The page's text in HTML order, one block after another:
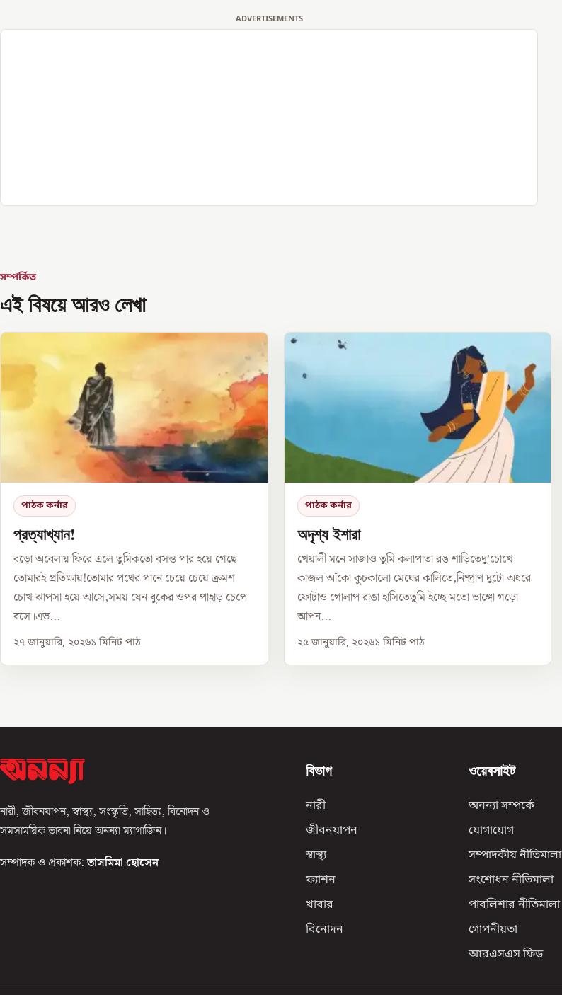
ADVERTISEMENTS
সম্পর্কিত
এই বিষয়ে আরও লেখা
পাঠক কর্নার
প্রত্যাখ্যান!
বড়ো অবেলায় ফিরে এলে তুমিকতো বসন্ত পার হয়ে গেছে
তোমারই প্রতিক্ষায়!তোমার পথের পানে চেয়ে চেয়ে ক্রমশ
চোখ ঝাপসা হয়ে আসে,সময় যেন বুকের ওপর পাহাড় চেপে
বসে।এভ...
২৭ জানুয়ারি, ২০২৬১ মিনিট পাঠ
পাঠক কর্নার
অদৃশ্য ইশারা
খেয়ালী মনে সাজাও তুমি কলাপাতা রঙ শাড়িতেদু’চোখে
কাজল আঁকো কুচকালো মেঘের কালিতে,নিষ্প্রাণ দুটো অধরে
ফোটাও গোলাপ রাঙা হাসিতেতুমি ইচ্ছে মতো ভাঙ্গো গড়ো
আপন...
২৫ জানুয়ারি, ২০২৬১ মিনিট পাঠ
নারী, জীবনযাপন, স্বাস্থ্য, সংস্কৃতি, সাহিত্য, বিনোদন ও
সমসাময়িক ভাবনা নিয়ে অনন্যা ম্যাগাজিন।
সম্পাদক ও প্রকাশক: তাসমিমা হোসেন
বিভাগ
নারী
জীবনযাপন
স্বাস্থ্য
ফ্যাশন
খাবার
বিনোদন
ওয়েবসাইট
অনন্যা সম্পর্কে
যোগাযোগ
সম্পাদকীয় নীতিমালা
সংশোধন নীতিমালা
পাবলিশার নীতিমালা
গোপনীয়তা
আরএসএস ফিড